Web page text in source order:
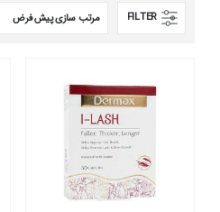
FILTER